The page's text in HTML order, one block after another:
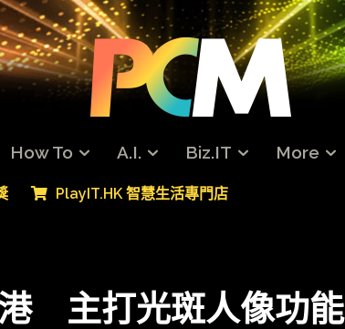
How To A.I. Biz.IT More
PlayIT.HK 智慧生活專門店
主打光斑人像功能